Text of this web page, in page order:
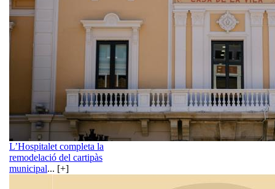
L’Hospitalet completa la
remodelació del cartipàs
municipal... [+]